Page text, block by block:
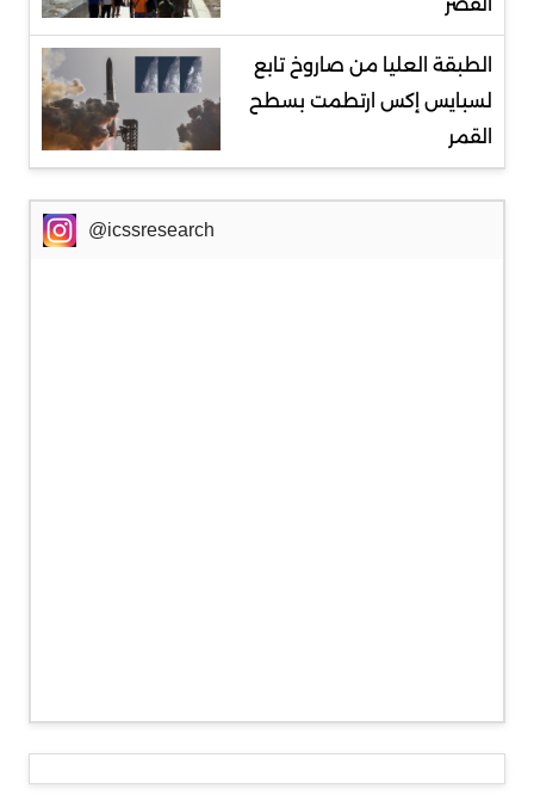
الطبقة العليا من صاروخ تابع
لسبايس إكس ارتطمت بسطح
القمر
@icssresearch